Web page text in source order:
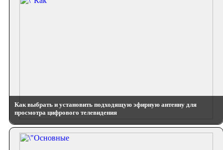
Как выбрать и установить подходящую эфирную антенну для
просмотра цифрового телевидения